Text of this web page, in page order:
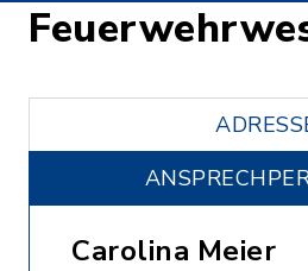
Carolina Meier